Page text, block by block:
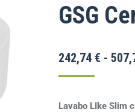
GSG
242,74 € -
Lavabo LIke Slim